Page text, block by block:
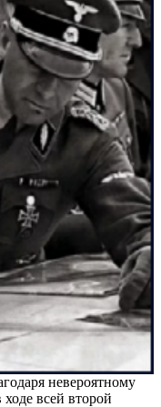
невероятному
всей второй